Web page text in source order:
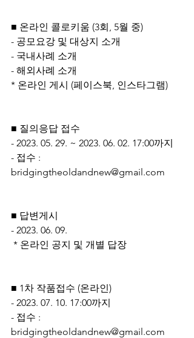
■ 온라인 콜로키움 (3회, 5월 중)
- 공모요강 및 대상지 소개
- 국내사례 소개
- 해외사례 소개
* 온라인 게시 (페이스북, 인스타그램)
■ 질의응답 접수
- 2023. 05. 29. ~ 2023. 06. 02. 17:00까지
- 접수 :
bridgingtheoldandnew@gmail.com
■ 답변게시
- 2023. 06. 09.
* 온라인 공지 및 개별 답장
■ 1차 작품접수 (온라인)
- 2023. 07. 10. 17:00까지
- 접수 :
bridgingtheoldandnew@gmail.com